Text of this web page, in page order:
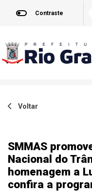
Contraste
Voltar
SMMAS
Nacional do
homenagem a
confira a